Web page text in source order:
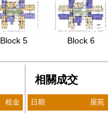
Block 5 Block 6
租金
相關成交
日期 屋苑